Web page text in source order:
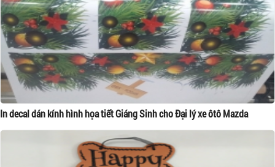
In decal dán kính hình họa tiết Giáng Sinh cho Đại lý xe ôtô Mazda